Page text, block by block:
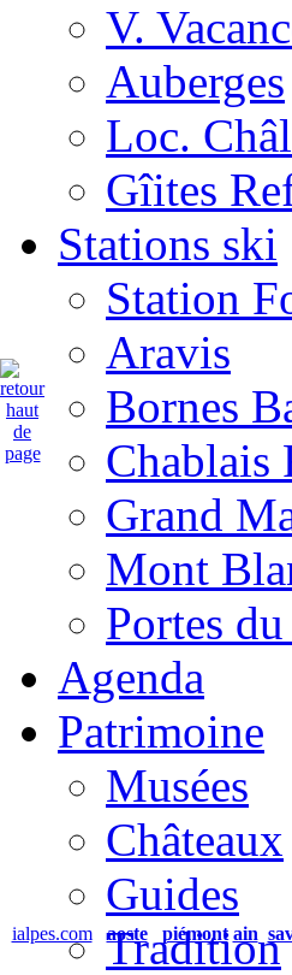
ialpes.com aoste piémont ain
V.
Auberges
Loc.
Gîites
Stations ski
Station
Aravis
Bornes
Chablais
Grand
Mont
Portes
Agenda
Patrimoine
Musées
Châteaux
Guides
Tradition